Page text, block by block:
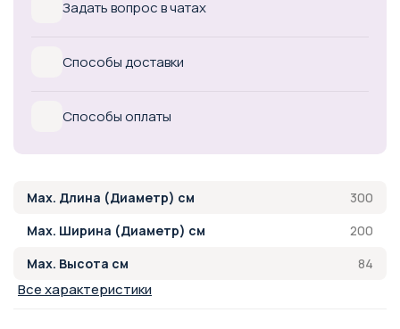
Задать вопрос в чатах
Способы доставки
Способы оплаты
Max. Длина (Диаметр) см
300
Max. Ширина (Диаметр) см
200
Max. Высота см
84
Все характеристики